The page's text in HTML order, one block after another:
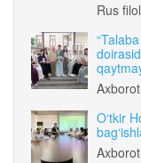
Rus
O‘tkir